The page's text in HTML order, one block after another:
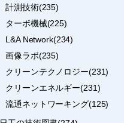
計測技術(235)
ターボ機械(225)
L&A Network(234)
画像ラボ(235)
クリーンテクノロジー(231)
クリーンエネルギー(231)
流通ネットワーキング(125)